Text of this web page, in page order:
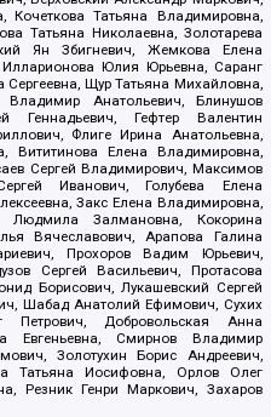
Кочеткова Татьяна Владимировна,
Татьяна Николаевна, Золотарева
Ян Збигневич, Жемкова Елена
Юлия Юрьевна, Саранг
Щур Татьяна Михайловна,
Анатольевич, Блинушов
Гефтер Валентин
Флиге Ирина Анатольевна,
Вититинова Елена Владимировна,
Сергей Владимирович, Максимов
Иванович, Голубева Елена
Закс Елена Владимировна,
Людмила Залмановна, Кокорина
Вячеславович, Арапова Галина
Прохоров Вадим Юрьевич,
Сергей Васильевич, Протасова
Борисович, Лукашевский Сергей
Шабад Анатолий Ефимович, Сухих
Добровольская Анна
Евгеньевна, Смирнов Владимир
Золотухин Борис Андреевич,
Татьяна Иосифовна, Орлов Олег
Резник Генри Маркович, Захаров